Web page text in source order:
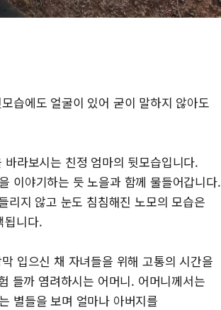
습에도 얼굴이 있어 굳이 말하지 않아도
라보시는 친정 엄마의 뒷모습입니다.
이야기하는 듯 노을과 함께 물들어갑니다.
리지 않고 눈도 침침해진 노모의 모습은
됩니다.
입으신 채 자녀들을 위해 고통의 시간을
들까 염려하시는 어머니. 어머니께서는
별들을 보며 얼마나 아버지를